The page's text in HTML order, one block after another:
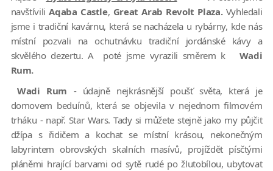
navštíviliAqaba Castle, Great Arab Revolt Plaza.Vyhledali
jsme i tradiční kavárnu, která se nacházela u rybárny, kde nás
místní pozvali na ochutnávku tradiční jordánské kávy a
skvělého dezertu. A poté jsme vyrazili směrem k Wadi
Rum.
Wadi Rum - údajně nejkrásnější poušť světa, která je
domovem beduínů, která se objevila v nejednom filmovém
trháku - např. Star Wars. Tady si můžete stejně jako my půjčit
džípa s řidičem a kochat se místní krásou, nekonečným
labyrintem obrovských skalních masívů, projíždět písčtými
pláněmi hrající barvami od sytě rudé po žlutobílou, ubytovat